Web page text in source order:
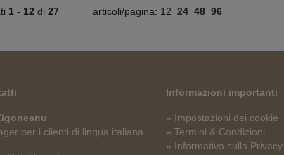
1 - 12 di 27 articoli/pagina: 12 24 48 96
per i clienti di lingua italiana
Informazioni importanti
» Impostazioni dei cookie
» Termini & Condizioni
» Informativa sulla Privacy